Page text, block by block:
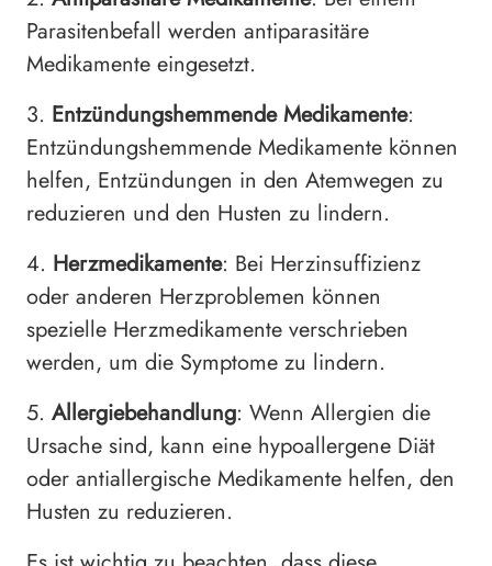
Parasitenbefall werden antiparasitäre
Medikamente eingesetzt.
3. Entzündungshemmende Medikamente:
Entzündungshemmende Medikamente können
helfen, Entzündungen in den Atemwegen zu
reduzieren und den Husten zu lindern.
4. Herzmedikamente: Bei Herzinsuffizienz
oder anderen Herzproblemen können
spezielle Herzmedikamente verschrieben
werden, um die Symptome zu lindern.
5. Allergiebehandlung: Wenn Allergien die
Ursache sind, kann eine hypoallergene Diät
oder antiallergische Medikamente helfen, den
Husten zu reduzieren.